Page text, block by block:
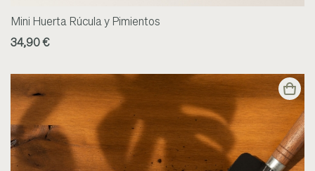
Mini Huerta Rúcula y Pimientos
34,90 €